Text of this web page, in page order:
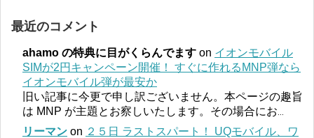
最近のコメント
ahamo の特典に目がくらんでます on イオンモバイル
SIMが2円キャンペーン開催！ すぐに作れるMNP弾なら
イオンモバイル弾が最安か
旧い記事に今更で申し訳ございません。本ページの趣旨
は MNP が主題とお察しいたします。その場合にお
リーマン on ２５日 ラストスパート！ UQモバイル、ワ